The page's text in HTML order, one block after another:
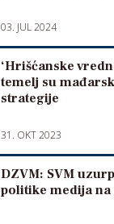
03. JUL 2024
‘Hrišćanske
temelj su
strategije
31. OKT 2023
DZVM: SVM
politike medija